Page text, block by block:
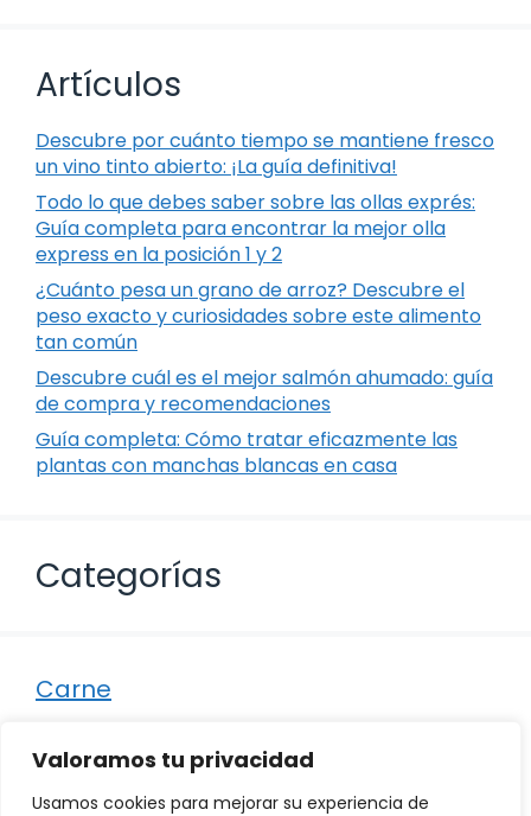
Valoramos tu privacidad
Usamos cookies para mejorar su experiencia de
Artículos
Descubre por cuánto tiempo se mantiene fresco
un vino tinto abierto: ¡La guía definitiva!
Todo lo que debes saber sobre las ollas exprés:
Guía completa para encontrar la mejor olla
express en la posición 1 y 2
¿Cuánto pesa un grano de arroz? Descubre el
peso exacto y curiosidades sobre este alimento
tan común
Descubre cuál es el mejor salmón ahumado: guía
de compra y recomendaciones
Guía completa: Cómo tratar eficazmente las
plantas con manchas blancas en casa
Categorías
Carne